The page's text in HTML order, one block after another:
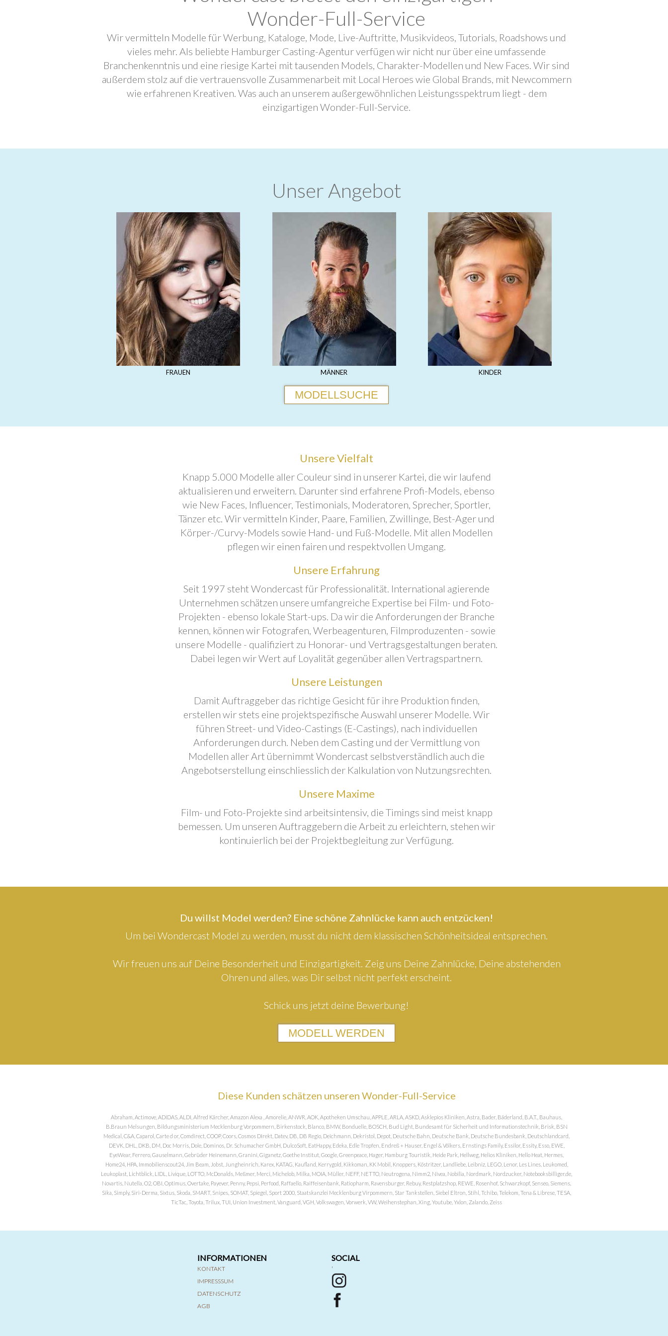
Wonder-Full-Service
Wir vermitteln Modelle für Werbung, Kataloge, Mode, Live-Auftritte, Musikvideos, Tutorials, Roadshows und
vieles mehr. Als beliebte Hamburger Casting-Agentur verfügen wir nicht nur über eine umfassende
Branchenkenntnis und eine riesige Kartei mit tausenden Models, Charakter-Modellen und New Faces. Wir sind
außerdem stolz auf die vertrauensvolle Zusammenarbeit mit Local Heroes wie Global Brands, mit Newcommern
wie erfahrenen Kreativen. Was auch an unserem außergewöhnlichen Leistungsspektrum liegt - dem
einzigartigen Wonder-Full-Service.
Unser Angebot
FRAUEN MÄNNER KINDER
MODELLSUCHE
Unsere Vielfalt
Knapp 5.000 Modelle aller Couleur sind in unserer Kartei, die wir laufend
aktualisieren und erweitern. Darunter sind erfahrene Profi-Models, ebenso
wie New Faces, Influencer, Testimonials, Moderatoren, Sprecher, Sportler,
Tänzer etc. Wir vermitteln Kinder, Paare, Familien, Zwillinge, Best-Ager und
Körper-/Curvy-Models sowie Hand- und Fuß-Modelle. Mit allen Modellen
pflegen wir einen fairen und respektvollen Umgang.
Unsere Erfahrung
Seit 1997 steht Wondercast für Professionalität. International agierende
Unternehmen schätzen unsere umfangreiche Expertise bei Film- und Foto-
Projekten - ebenso lokale Start-ups. Da wir die Anforderungen der Branche
kennen, können wir Fotografen, Werbeagenturen, Filmproduzenten - sowie
unsere Modelle - qualifiziert zu Honorar- und Vertragsgestaltungen beraten.
Dabei legen wir Wert auf Loyalität gegenüber allen Vertragspartnern.
Unsere Leistungen
Damit Auftraggeber das richtige Gesicht für ihre Produktion finden,
erstellen wir stets eine projektspezifische Auswahl unserer Modelle. Wir
führen Street- und Video-Castings (E-Castings), nach individuellen
Anforderungen durch. Neben dem Casting und der Vermittlung von
Modellen aller Art übernimmt Wondercast selbstverständlich auch die
Angebotserstellung einschliesslich der Kalkulation von Nutzungsrechten.
Unsere Maxime
Film- und Foto-Projekte sind arbeitsintensiv, die Timings sind meist knapp
bemessen. Um unseren Auftraggebern die Arbeit zu erleichtern, stehen wir
kontinuierlich bei der Projektbegleitung zur Verfügung.
Du willst Model werden? Eine schöne Zahnlücke kann auch entzücken!
Um bei Wondercast Model zu werden, musst du nicht dem klassischen Schönheitsideal entsprechen.
Wir freuen uns auf Deine Besonderheit und Einzigartigkeit. Zeig uns Deine Zahnlücke, Deine abstehenden
Ohren und alles, was Dir selbst nicht perfekt erscheint.
Schick uns jetzt deine Bewerbung!
MODELL WERDEN
Diese Kunden schätzen unseren Wonder-Full-Service
Abraham, Actimove, ADIDAS, ALDI, Alfred Kärcher, Amazon Alexa , Amorelie, ANWR, AOK, Apotheken Umschau, APPLE, ARLA, ASKD, Asklepios Kliniken, Astra, Bader, Bäderland, B.A.T., Bauhaus,
B.Braun Melsungen, Bildungsministerium Mecklenburg Vorpommern, Birkenstock, Blanco, BMW, Bonduelle, BOSCH, Bud Light, Bundesamt für Sicherheit und Informationstechnik, Brisk, BSN
Medical, C&A, Caparol, Carte d or, Comdirect, COOP, Coors, Cosmos DIrekt, Datev, DB, DB Regio, Deichmann, Dekristol, Depot, Deutsche Bahn, Deutsche Bank, Deutsche Bundesbank, Deutschlandcard,
DEVK, DHL, DKB, DM, Doc Morris, Dole, Dominos, Dr. Schumacher GmbH, DulcoSoft, EatHappy, Edeka, Edle Tropfen, Endreß + Hauser, Engel & Völkers, Ernstings Family, Essilor, Essity, Esso, EWE,
EyeWear, Ferrero, Gauselmann, Gebrüder Heinemann, Granini, Giganetz, Goethe Institut, Google, Greenpeace, Hager, Hamburg Touristik, Heide Park, Hellweg, Helios Kliniken, Hello Heat, Hermes,
Home24, HPA, Immobilienscout24, Jim Beam, Jobst, Jungheinrich, Karex, KATAG, Kaufland, Kerrygold, Kikkoman, KK Mobil, Knoppers, Köstritzer, Landliebe, Leibniz, LEGO, Lenor, Les Lines, Leukomed,
Leukoplast, Lichtblick, LIDL, Livique, LOTTO, McDonalds, Meßmer, Merci, Michelob, Milka, MOIA, Müller, NEFF, NETTO, Neutrogena, Nimm2, Nivea, Nobilia, Nordmark, Nordzucker, Notebooksbilliger.de,
Novartis, Nutella, O2, OBI, Optimus, Overtake, Payever, Penny, Pepsi, Perfood, Raffaello, Raiffeisenbank, Ratiopharm, Ravensburger, Rebuy, Restplatzshop, REWE, Rosenhof, Schwarzkopf, Senseo, Siemens,
Sika, Simply, Siri-Derma, Sixtus, Skoda, SMART, Snipes, SOMAT, Spiegel, Sport 2000, Staatskanzlei Mecklenburg Virpommern, Star Tankstellen, Siebel Eltron, Stihl, Tchibo, Telekom, Tena & Librese, TESA,
TicTac, Toyota, Trilux, TUI, Union Investment, Vanguard, VGH, Volkswagen, Vorwerk, VW, Weihenstephan, Xing, Youtube, Yxlon, Zalando, Zeiss
INFORMATIONEN
KONTAKT
IMPRESSSUM
DATENSCHUTZ
AGB
SOCIAL
'